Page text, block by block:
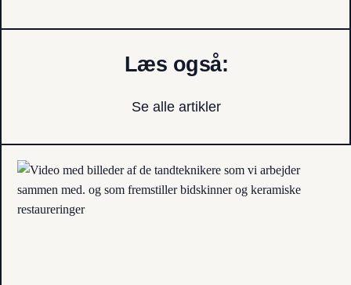
Læs også:
Se alle artikler